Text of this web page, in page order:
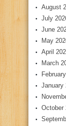
August
July
June
May
April
March
January
October